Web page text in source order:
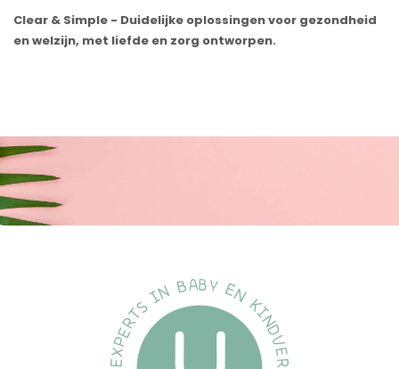
Clear & Simple - Duidelijke oplossingen voor gezondheid
en welzijn, met liefde en zorg ontworpen.